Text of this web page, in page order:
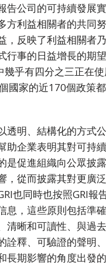
告公司的可持續發展
方利益相關者的共同
，反映了利益相關者
行事的日益增長的期
乎有四分之三正在
國家的近170個政策
透明、結構化的方式
助企業表明其對可持
是促進組織向公眾披
，從而披露其對更廣
也同時也按照GRI報
息，這些原則包括準確
清晰和可讀性、與過
詮釋、可驗證的聲明
期影響的角度出發的